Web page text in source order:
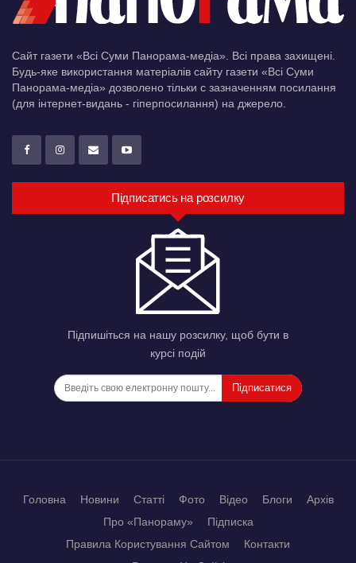
Сайт газети «Всі Суми Панорама-медіа». Всі права захищені.
Будь-яке використання матеріалів сайту газети «Всі Суми
Панорама-медіа» дозволено тільки c зазначенням посилання
(для інтернет-видань - гіперпосилання) на джерело.
Підписатись на розсилку
Підпишіться на нашу розсилку, щоб бути в
курсі подій
Підписатися
Головна Новини Статті Фото Відео Блоги
Архів
Про «Панораму»
Підписка
Правила Користування Сайтом
Контакти